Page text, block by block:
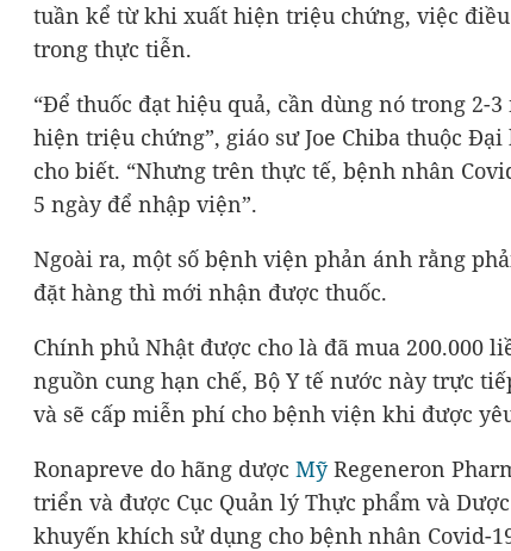
tuần kể từ khi xuất hiện triệu chứng, việc
trong thực tiễn.
“Để thuốc đạt hiệu quả, cần dùng nó trong 2-
hiện triệu chứng”, giáo sư Joe Chiba thuộc Đại
cho biết. “Nhưng trên thực tế, bệnh nhân
5 ngày để nhập viện”.
Ngoài ra, một số bệnh viện phản ánh rằng
đặt hàng thì mới nhận được thuốc.
Chính phủ Nhật được cho là đã mua 200.000
nguồn cung hạn chế, Bộ Y tế nước này trực
và sẽ cấp miễn phí cho bệnh viện khi được
Ronapreve do hãng dược MỹRegeneron
triển và được Cục Quản lý Thực phẩm và
khuyến khích sử dụng cho bệnh nhân Covid-